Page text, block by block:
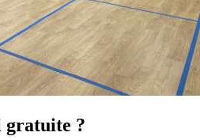
gratuite ?